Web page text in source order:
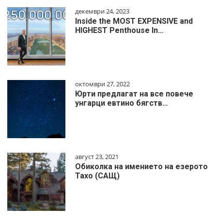
декември 24, 2023
Inside the MOST EXPENSIVE and
HIGHEST Penthouse In…
октомври 27, 2022
Юрти предлагат на все повече
унгарци евтино бягств…
август 23, 2021
Обиколка на имението на езерото
Тахо (САЩ)